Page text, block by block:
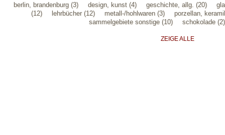
berlin, brandenburg (3) design, kunst (4) geschichte, allg. (20)
(12)
lehrbücher (12) metall-/hohlwaren (3)
porzellan,
sammelgebiete sonstige (10)
schokolade (2)
ZEIGE ALLE